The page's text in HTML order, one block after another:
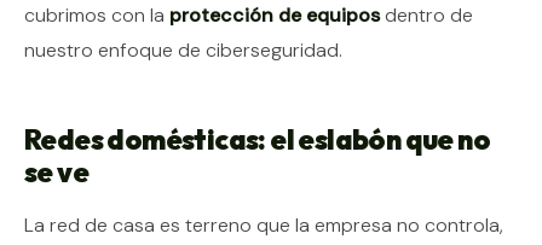
cubrimos con la protección de equiposdentro de
nuestro enfoque de ciberseguridad.
Redes domésticas: el eslabón que no
se ve
La red de casa es terreno que la empresa no controla,